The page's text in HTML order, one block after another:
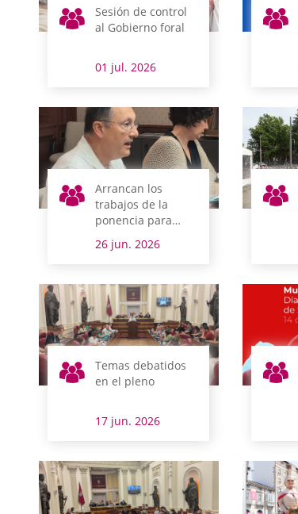
Sesión de control
al Gobierno foral
01 jul. 2026
Arrancan los
trabajos de la
ponencia para
actualizar el
Reglamento de
26 jun. 2026
Temas debatidos
en el pleno
17 jun. 2026